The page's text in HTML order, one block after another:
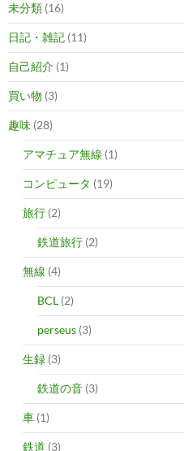
未分類 (16)
日記・雑記 (11)
自己紹介 (1)
買い物 (3)
趣味 (28)
アマチュア無線 (1)
コンピュータ (19)
旅行 (2)
鉄道旅行 (2)
無線 (4)
BCL (2)
perseus (3)
生録 (3)
鉄道の音 (3)
車 (1)
鉄道 (3)